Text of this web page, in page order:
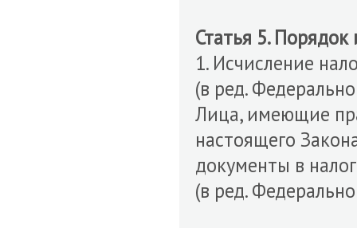
Статья 5.
1. Исчисление
(в ред.
Лица, имеющие
настоящего
документы в
(в ред.